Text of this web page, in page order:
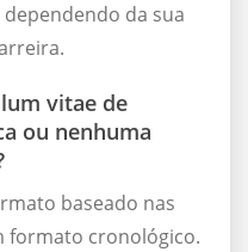
da sua
vitae de
ou nenhuma
baseado nas
formato cronológico.